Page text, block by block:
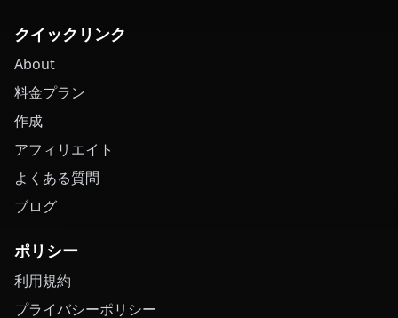
クイックリンク
About
料金プラン
作成
アフィリエイト
よくある質問
ブログ
ポリシー
利用規約
プライバシーポリシー